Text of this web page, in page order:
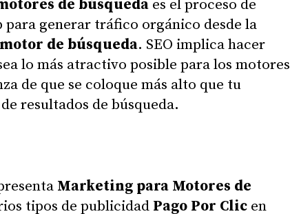
de búsqueda es el proceso de
generar tráfico orgánico desde la
de búsqueda. SEO implica hacer
lo más atractivo posible para los motores
de que se coloque más alto que tu
resultados de búsqueda.
Marketing para Motores de
tipos de publicidad Pago Por Clic en